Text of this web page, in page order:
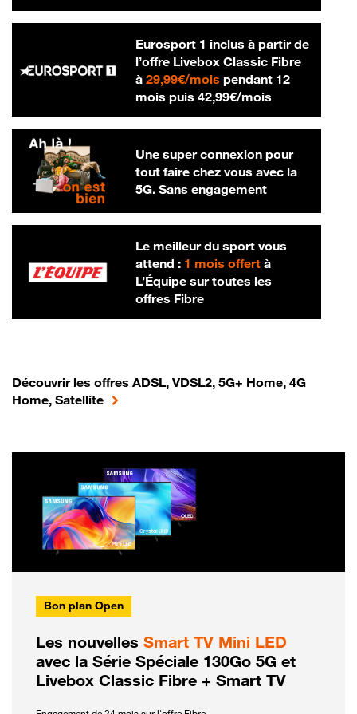
Eurosport 1 inclus à partir de
l’offre Livebox Classic Fibre
à 29,99€/mois29,99 € par mois
pendant 12
mois puis 42,99€/mois42,99 € par
Une super connexion pour
tout faire chez vous avec la
5G. Sans engagement
Le meilleur du sport vous
attend : 1 mois offertà
L’Équipe sur toutes les
offres Fibre
Découvrir les offres ADSL, VDSL2, 5G+ Home, 4G
Home, Satellite
Bon plan Open
Les nouvelles Smart TV Mini LED
avec la Série Spéciale 130Go 5G et
Livebox Classic Fibre + Smart TV